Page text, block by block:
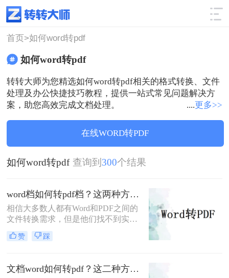
使用技巧 筛选
首页>如何word转pdf
如何word转pdf
转转大师为您精选如何word转pdf相关的格式转换、文件
处理及办公快捷技巧教程，提供一站式常见问题解决方
案，助您高效完成文档处理。
....更多>>
在线WORD转PDF
如何word转pdf 查询到 300个结果
word档如何转pdf档？这两种方法教你如何转换
相信大多数人都有Word和PDF之间的
文件转换需求，但是他们找不到实用
的word档转pdf档转换工具，所以常常
为此烦恼，今天，小编将给大家介绍
赞 踩
文档word如何转pdf？这二种方法教你如何转换